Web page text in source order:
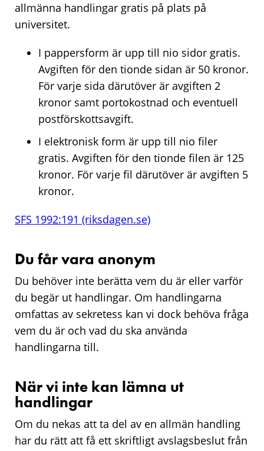
allmänna handlingar gratis på plats på
universitet.
I pappersform är upp till nio sidor gratis.
Avgiften för den tionde sidan är 50 kronor.
För varje sida därutöver är avgiften 2
kronor samt portokostnad och eventuell
postförskottsavgift.
I elektronisk form är upp till nio filer
gratis. Avgiften för den tionde filen är 125
kronor. För varje fil därutöver är avgiften 5
kronor.
SFS 1992:191 (riksdagen.se)
Du får vara anonym
Du behöver inte berätta vem du är eller varför
du begär ut handlingar. Om handlingarna
omfattas av sekretess kan vi dock behöva fråga
vem du är och vad du ska använda
handlingarna till.
När vi inte kan lämna ut
handlingar
Om du nekas att ta del av en allmän handling
har du rätt att få ett skriftligt avslagsbeslut från